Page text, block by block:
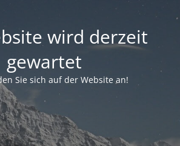
wird derzeit
gewartet
Sie sich auf der Website an!